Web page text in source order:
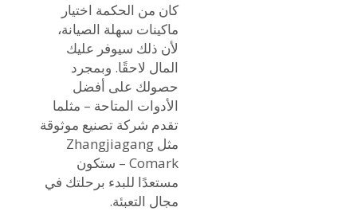
كان من الحكمة اختيار
ماكينات سهلة الصيانة،
لأن ذلك سيوفر عليك
المال لاحقًا. وبمجرد
حصولك على أفضل
الأدوات المتاحة – مثلما
تقدم شركة تصنيع موثوقة
مثل Zhangjiagang
Comark – ستكون
مستعدًا للبدء برحلتك في
مجال التعبئة.